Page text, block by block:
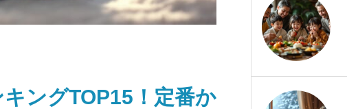
ングTOP15！定番か